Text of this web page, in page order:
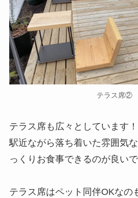
テラス席②
テラス席も広々としています！
駅近ながら落ち着いた雰囲気
っくりお食事できるのが良い
テラス席はペット同伴OKなの